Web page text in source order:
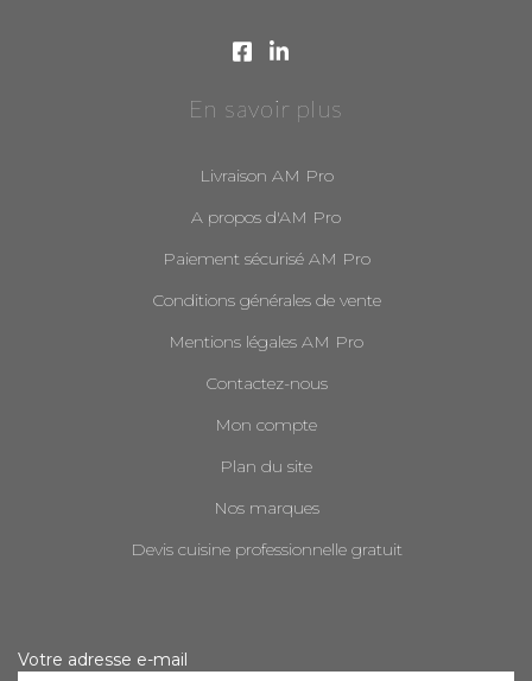
En savoir plus
Livraison AM Pro
A propos d'AM Pro
Paiement sécurisé AM Pro
Conditions générales de vente
Mentions légales AM Pro
Contactez-nous
Mon compte
Plan du site
Nos marques
Devis cuisine professionnelle gratuit
Votre adresse e-mail